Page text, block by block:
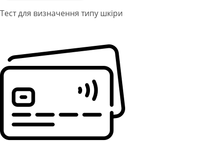
Тест для визначення типу шкіри